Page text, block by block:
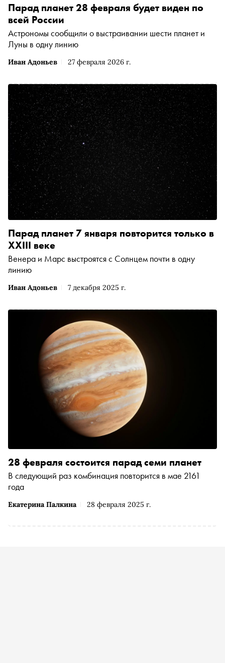
Иван Адоньев 27 февраля 2026 г.
Парад планет 28 февраля будет виден по
всей России
Астрономы сообщили о выстраивании шести планет и
Луны в одну линию
Иван Адоньев 7 декабря 2025 г.
Парад планет 7 января повторится только в
XXIII веке
Венера и Марс выстроятся с Солнцем почти в одну
линию
Екатерина Палкина 28 февраля 2025 г.
28 февраля состоится парад семи планет
В следующий раз комбинация повторится в мае 2161
года